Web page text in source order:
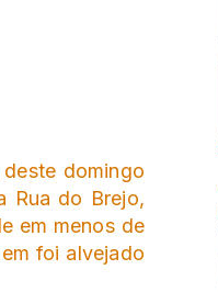
domingo
Rua do Brejo,
em menos de
foi alvejado